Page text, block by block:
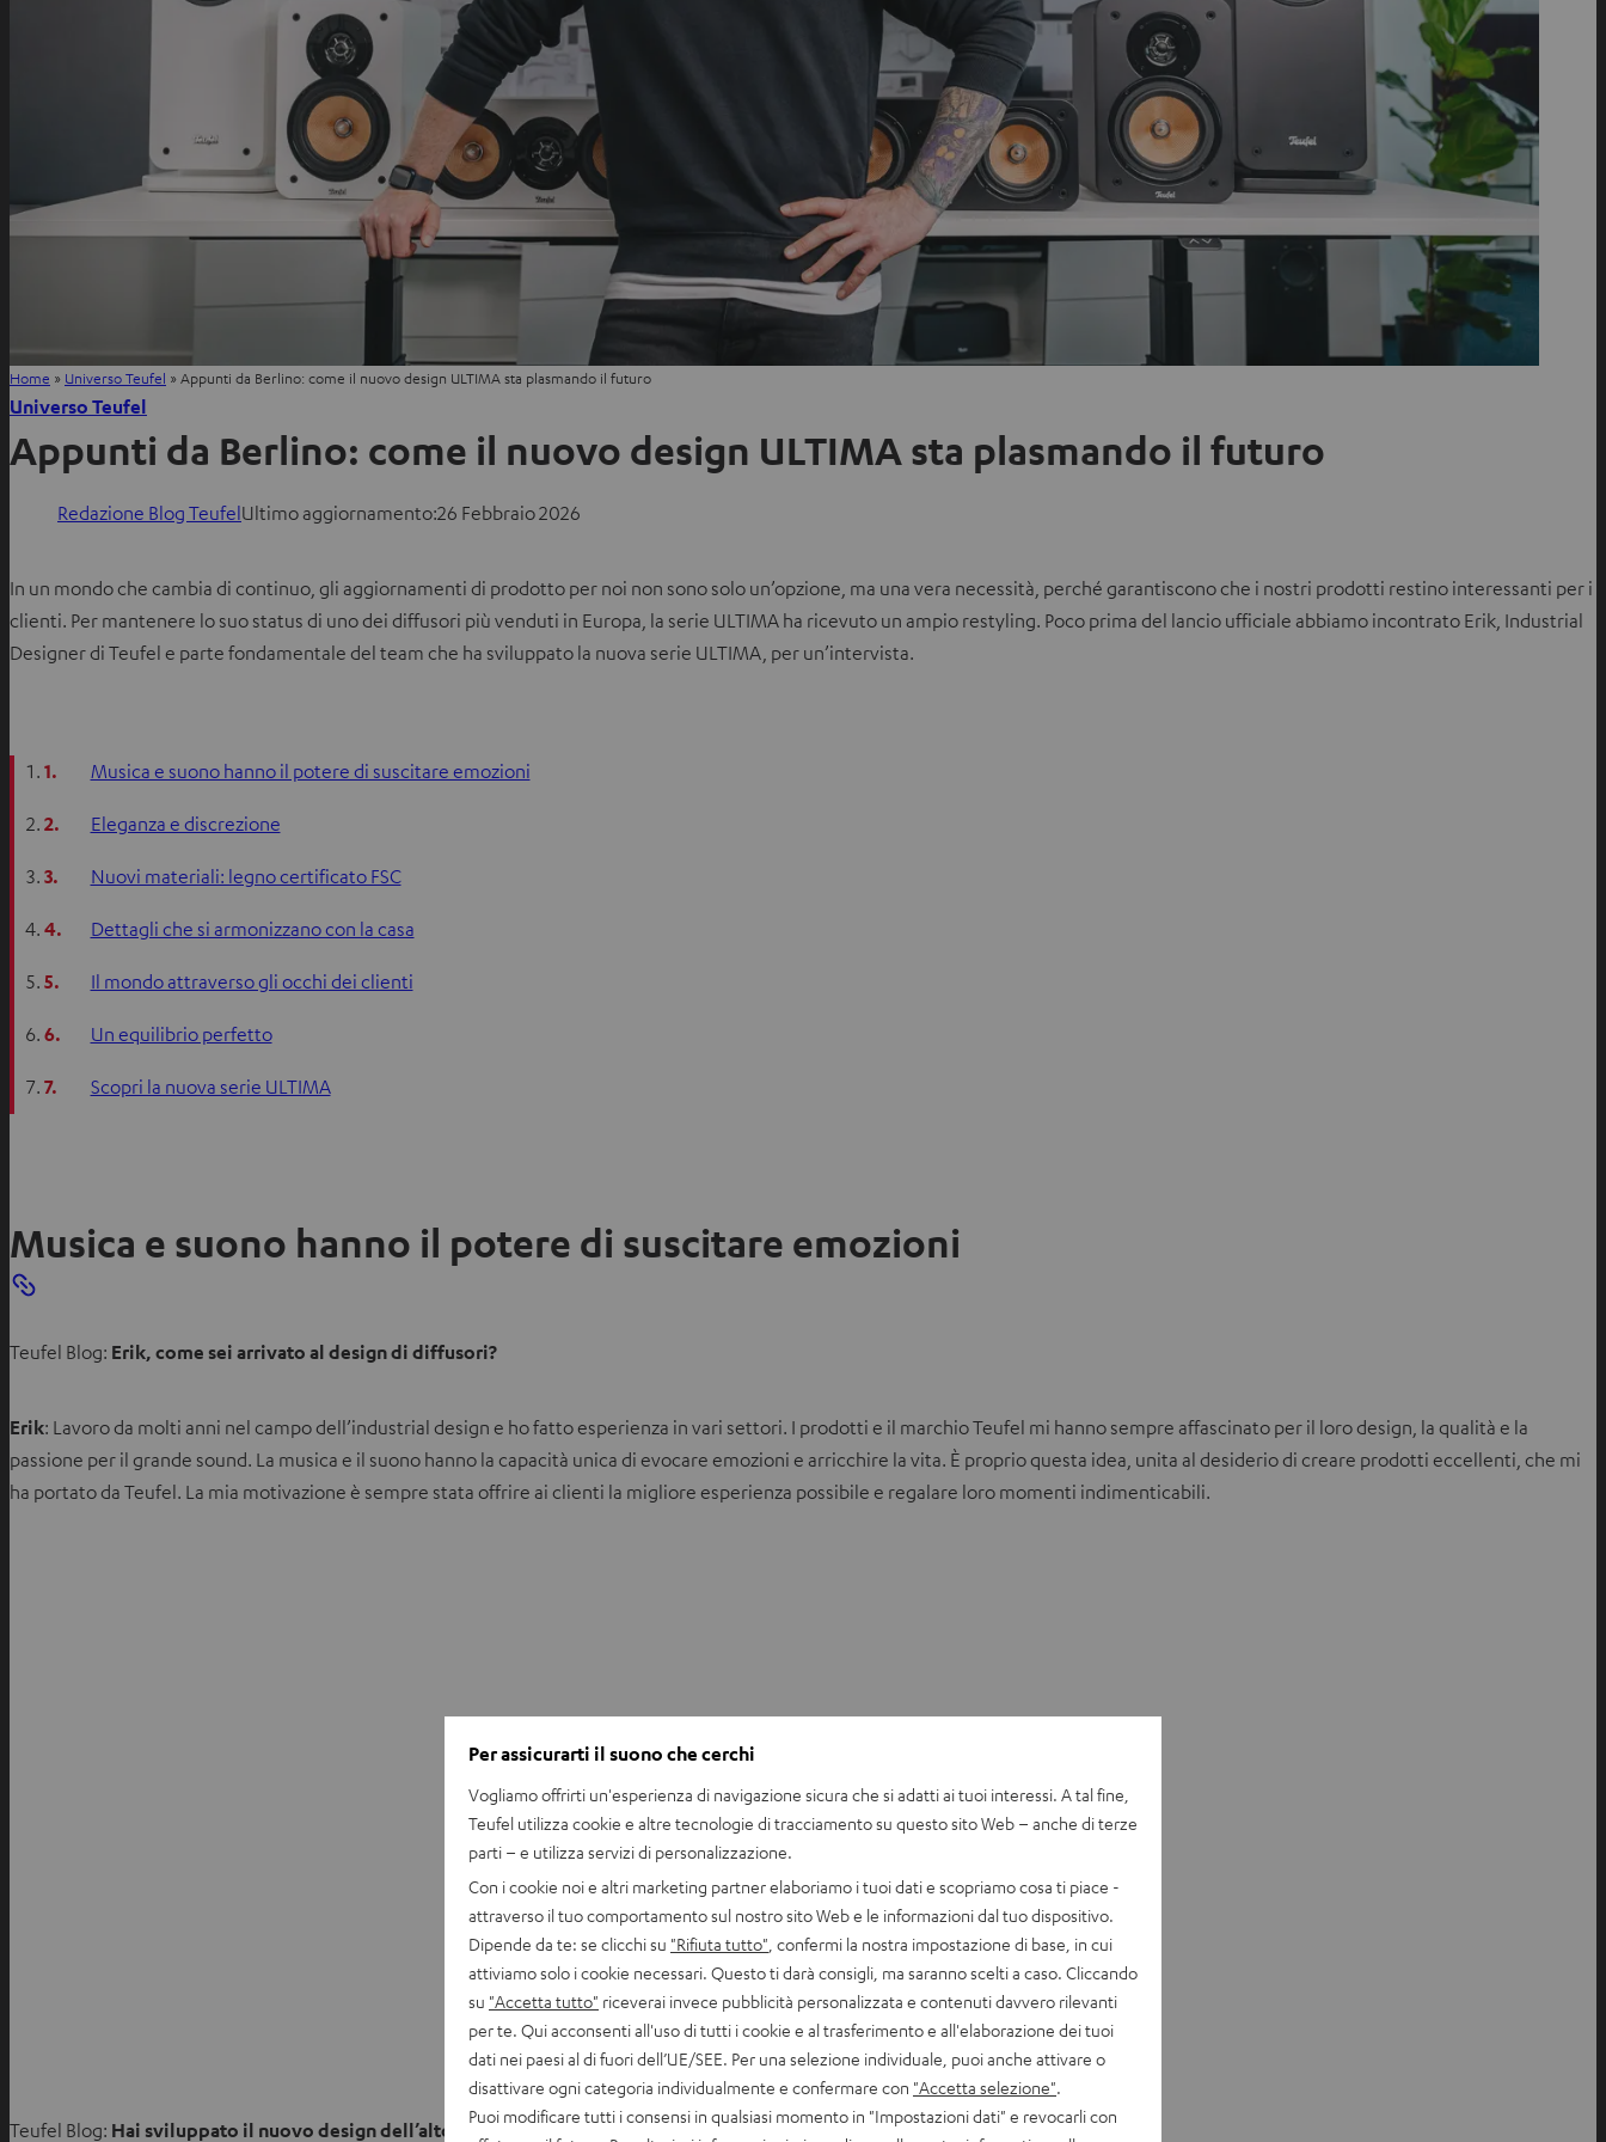
Home » Universo Teufel »Appunti da Berlino: come il nuovo design ULTIMA sta plasmando il futuro
Universo Teufel
Appunti da Berlino: come il nuovo design ULTIMA sta plasmando il futuro
Redazione Blog TeufelUltimo aggiornamento:26 Febbraio 2026
In un mondo che cambia di continuo, gli aggiornamenti di prodotto per noi non sono solo un’opzione, ma una vera necessità, perché garantiscono che i nostri prodotti restino interessanti per i
clienti. Per mantenere lo suo status di uno dei diffusori più venduti in Europa, la serie ULTIMA ha ricevuto un ampio restyling. Poco prima del lancio ufficiale abbiamo incontrato Erik, Industrial
Designer di Teufel e parte fondamentale del team che ha sviluppato la nuova serie ULTIMA, per un’intervista.
1. Musica e suono hanno il potere di suscitare emozioni
2. Eleganza e discrezione
3. Nuovi materiali: legno certificato FSC
4. Dettagli che si armonizzano con la casa
5. Il mondo attraverso gli occhi dei clienti
6. Un equilibrio perfetto
7. Scopri la nuova serie ULTIMA
Musica e suono hanno il potere di suscitare emozioni
Teufel Blog: Erik, come sei arrivato al design di diffusori?
Erik: Lavoro da molti anni nel campo dell’industrial design e ho fatto esperienza in vari settori. I prodotti e il marchio Teufel mi hanno sempre affascinato per il loro design, la qualità e la
passione per il grande sound. La musica e il suono hanno la capacità unica di evocare emozioni e arricchire la vita. È proprio questa idea, unita al desiderio di creare prodotti eccellenti, che mi
ha portato da Teufel. La mia motivazione è sempre stata offrire ai clienti la migliore esperienza possibile e regalare loro momenti indimenticabili.
S
Erik al lavoro sul nuovo design della ULTIMA
Teufel Blog: Hai sviluppato il nuovo design dell’altoparlante ULTIMA. Da quale approccio sei partito e come lo hai realizzato?
Per assicurarti il suono che cerchi
Vogliamo offrirti un'esperienza di navigazione sicura che si adatti ai tuoi interessi. A tal fine,
Teufel utilizza cookie e altre tecnologie di tracciamento su questo sito Web – anche di terze
parti – e utilizza servizi di personalizzazione.
Con i cookie noi e altri marketing partner elaboriamo i tuoi dati e scopriamo cosa ti piace -
attraverso il tuo comportamento sul nostro sito Web e le informazioni dal tuo dispositivo.
Dipende da te: se clicchi su "Rifiuta tutto" , confermi la nostra impostazione di base, in cui
attiviamo solo i cookie necessari. Questo ti darà consigli, ma saranno scelti a caso. Cliccando
su "Accetta tutto" riceverai invece pubblicità personalizzata e contenuti davvero rilevanti
per te. Qui acconsenti all'uso di tutti i cookie e al trasferimento e all'elaborazione dei tuoi
dati nei paesi al di fuori dell’UE/SEE. Per una selezione individuale, puoi anche attivare o
disattivare ogni categoria individualmente e confermare con "Accetta selezione".
Puoi modificare tutti i consensi in qualsiasi momento in "Impostazioni dati" e revocarli con